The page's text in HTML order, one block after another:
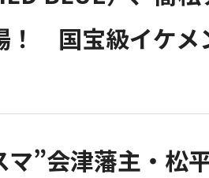
！ 国宝級イケメ
”会津藩主・松